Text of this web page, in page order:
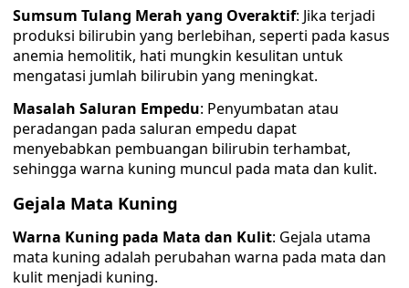
Sumsum Tulang Merah yang Overaktif: Jika terjadi
produksi bilirubin yang berlebihan, seperti pada kasus
anemia hemolitik, hati mungkin kesulitan untuk
mengatasi jumlah bilirubin yang meningkat.
Masalah Saluran Empedu: Penyumbatan atau
peradangan pada saluran empedu dapat
menyebabkan pembuangan bilirubin terhambat,
sehingga warna kuning muncul pada mata dan kulit.
Gejala Mata Kuning
Warna Kuning pada Mata dan Kulit: Gejala utama
mata kuning adalah perubahan warna pada mata dan
kulit menjadi kuning.